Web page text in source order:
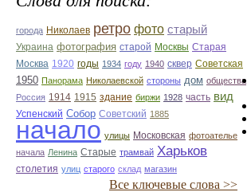
города Николаев ретро фото старый
Украина фотография старой Москвы Старая
Москва 1920 годы 1934 году 1940 сквер Советская
1950 Панорама Николаевской стороны дом общества
Россия 1914 1915 здание биржи 1928 часть вид
Успенский Собор Советский 1885
начало улицы Московская фотоателье
начала Ленина Старые трамвай Харьков
столетия улиц старого склад магазин
Все ключевые слова >>